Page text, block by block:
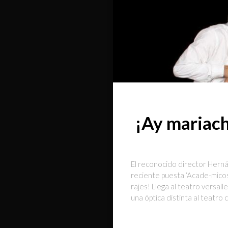
¡Ay
El reconocido director
reciente puesta ‘Acade-
rajes! Llega al teatro
una óptica distinta al teatro